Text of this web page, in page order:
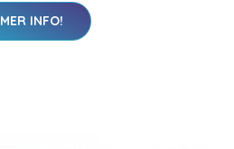
MER INFO!